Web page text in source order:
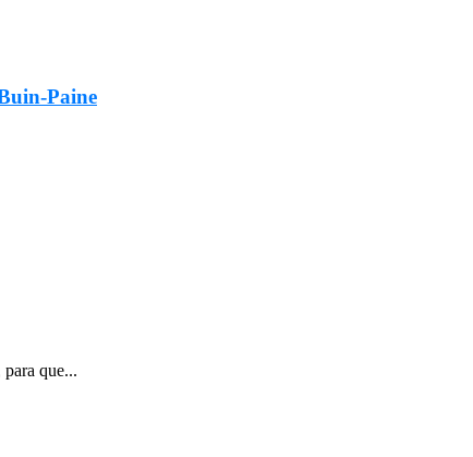
Paine
que...